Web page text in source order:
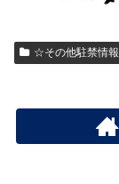
☆その他駐禁情報